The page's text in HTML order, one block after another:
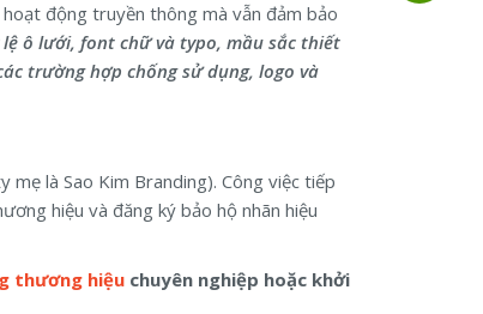
động truyền thông mà vẫn đảm bảo
ô lưới, font chữ và typo, mầu sắc thiết
trường hợp chống sử dụng, logo và
là Sao Kim Branding). Công việc tiếp
hiệu và đăng ký bảo hộ nhãn hiệu
thương hiệuchuyên nghiệp hoặc khởi